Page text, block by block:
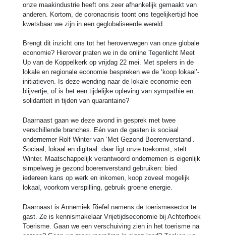
onze maakindustrie heeft ons zeer afhankelijk gemaakt van
anderen. Kortom, de coronacrisis toont ons tegelijkertijd hoe
kwetsbaar we zijn in een geglobaliseerde wereld.
Brengt dit inzicht ons tot het heroverwegen van onze globale
economie? Hierover praten we in de online Tegenlicht Meet
Up van de Koppelkerk op vrijdag 22 mei. Met spelers in de
lokale en regionale economie bespreken we de ‘koop lokaal’-
initiatieven. Is deze wending naar de lokale economie een
blijvertje, of is het een tijdelijke opleving van sympathie en
solidariteit in tijden van quarantaine?
Daarnaast gaan we deze avond in gesprek met twee
verschillende branches. Eén van de gasten is sociaal
ondernemer Rolf Winter van ‘Met Gezond Boerenverstand’.
Sociaal, lokaal en digitaal: daar ligt onze toekomst, stelt
Winter. Maatschappelijk verantwoord ondernemen is eigenlijk
simpelweg je gezond boerenverstand gebruiken: bied
iedereen kans op werk en inkomen, koop zoveel mogelijk
lokaal, voorkom verspilling, gebruik groene energie.
Daarnaast is Annemiek Riefel namens de toerismesector te
gast. Ze is kennismakelaar Vrijetijdseconomie bij Achterhoek
Toerisme. Gaan we een verschuiving zien in het toerisme na